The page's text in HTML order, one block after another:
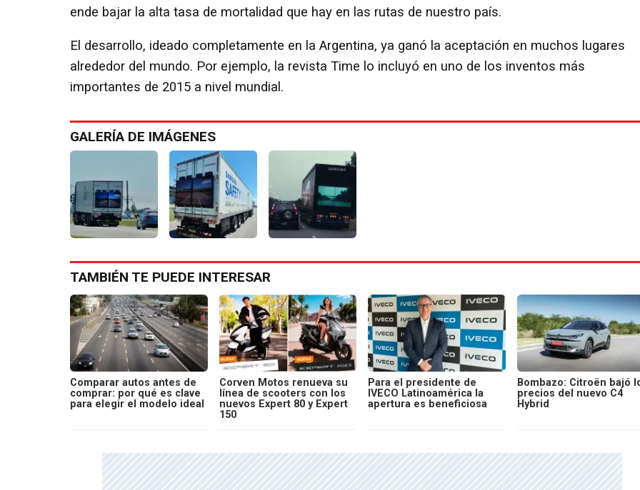
ende bajar la alta tasa de mortalidad que hay en las rutas de nuestro país.
El desarrollo, ideado completamente en la Argentina, ya ganó la aceptación en muchos lugares
alrededor del mundo. Por ejemplo, la revista Time lo incluyó en uno de los inventos más
importantes de 2015 a nivel mundial.
GALERÍA DE IMÁGENES
TAMBIÉN TE PUEDE INTERESAR
Comparar autos antes de
comprar: por qué es clave
para elegir el modelo ideal
Corven Motos renueva su
línea de scooters con los
nuevos Expert 80 y Expert
150
Para el presidente de
IVECO Latinoamérica la
apertura es beneficiosa
Bombazo: Citroën bajó
precios del nuevo C4
Hybrid